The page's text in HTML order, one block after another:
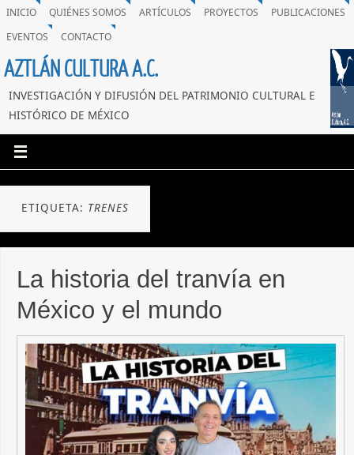
INICIO QUIÉNES SOMOS ARTÍCULOS PROYECTOS
PUBLICACIONES
EVENTOS
CONTACTO
AZTLÁN CULTURA A.C.
INVESTIGACIÓN Y DIFUSIÓN DEL PATRIMONIO CULTURAL E
HISTÓRICO DE MÉXICO
ETIQUETA: TRENES
La historia del tranvía en
México y el mundo